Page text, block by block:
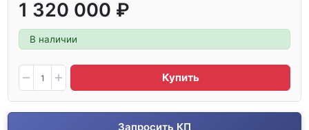
1 320 000 ₽
В наличии
Купить
Запросить КП